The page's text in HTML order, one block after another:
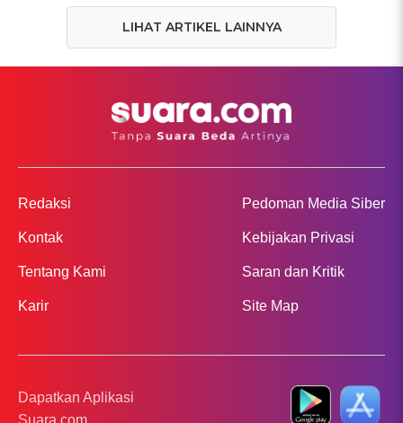
LIHAT ARTIKEL LAINNYA
Redaksi
Kontak
Tentang Kami
Karir
Pedoman Media Siber
Kebijakan Privasi
Saran dan Kritik
Site Map
Dapatkan Aplikasi
Suara.com